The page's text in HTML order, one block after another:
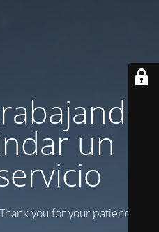
un
you for your patience!